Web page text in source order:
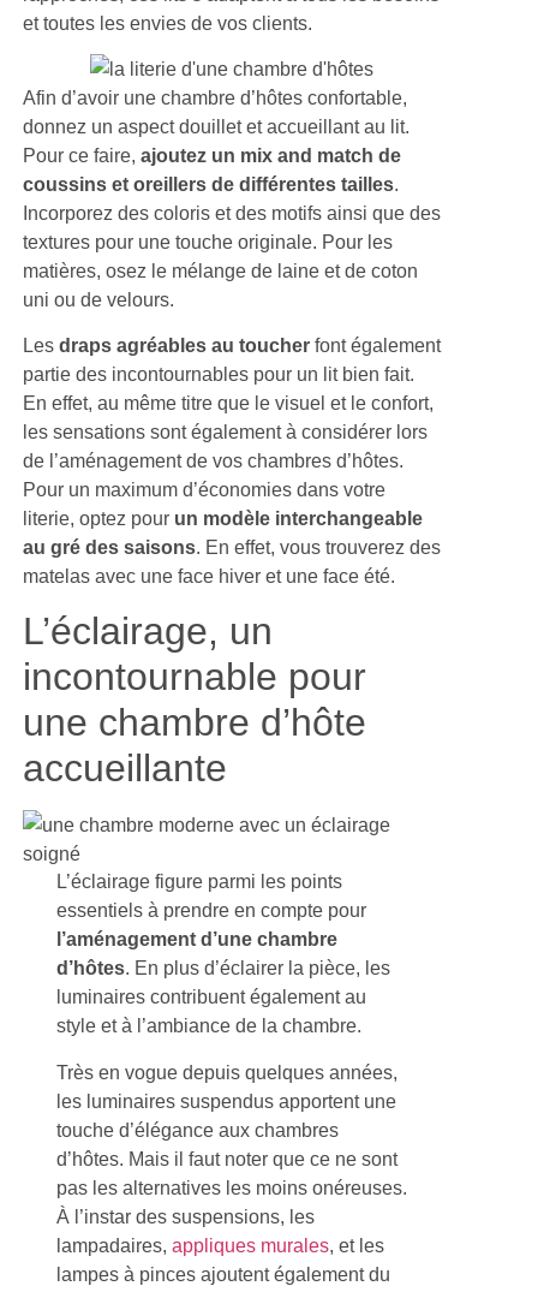
et toutes les envies de vos clients.
Afin d’avoir une chambre d’hôtes confortable,
donnez un aspect douillet et accueillant au lit.
Pour ce faire,ajoutez un mix and match de
coussins et oreillers de différentes tailles.
Incorporez des coloris et des motifs ainsi que des
textures pour une touche originale. Pour les
matières, osez le mélange de laine et de coton
uni ou de velours.
Lesdraps agréables au toucher font également
partie des incontournables pour un lit bien fait.
En effet, au même titre que le visuel et le confort,
les sensations sont également à considérer lors
de l’aménagement de vos chambres d’hôtes.
Pour un maximum d’économies dans votre
literie, optez pour un modèle interchangeable
au gré des saisons. En effet, vous trouverez des
matelas avec une face hiver et une face été.
L’éclairage, un
incontournable pour
une chambre d’hôte
accueillante
L’éclairage figure parmi les points
essentiels à prendre en compte pour
l’aménagement d’une chambre
d’hôtes. En plus d’éclairer la pièce, les
luminaires contribuent également au
style et à l’ambiance de la chambre.
Très en vogue depuis quelques années,
les luminaires suspendus apportent une
touche d’élégance aux chambres
d’hôtes. Mais il faut noter que ce ne sont
pas les alternatives les moins onéreuses.
À l’instar des suspensions, les
lampadaires, appliques murales, et les
lampes à pinces ajoutent également du